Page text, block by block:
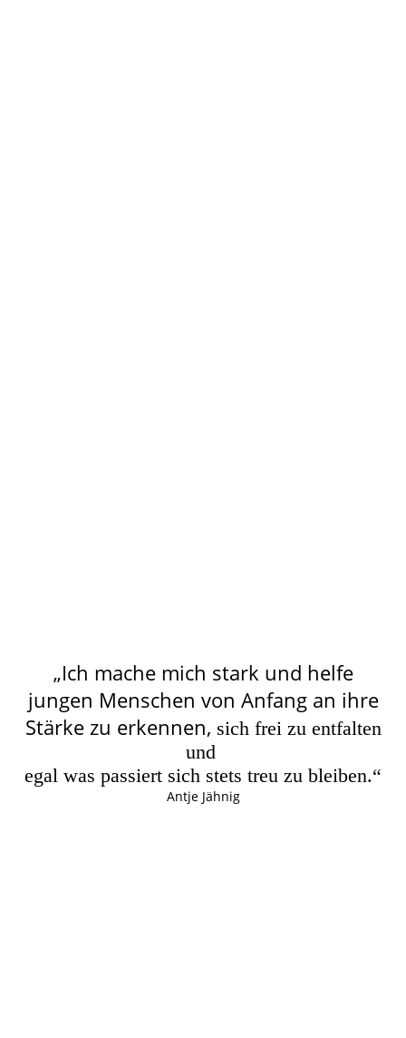
„Ich mache mich stark und helfe
jungen Menschen von Anfang an ihre
Stärke zu erkennen, sich frei zu entfalten
und
egal was passiert sich stets treu zu bleiben.“
Antje Jähnig